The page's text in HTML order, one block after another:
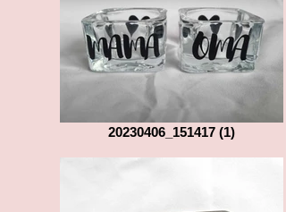
20230406_151417 (1)